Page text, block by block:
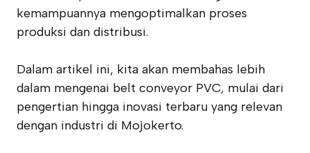
kemampuannya mengoptimalkan proses
produksi dan distribusi.
Dalam artikel ini, kita akan membahas lebih
dalam mengenai belt conveyor PVC, mulai dari
pengertian hingga inovasi terbaru yang relevan
dengan industri di Mojokerto.